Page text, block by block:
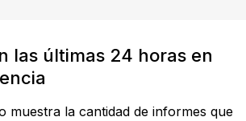
las últimas 24 horas en
muestra la cantidad de informes que